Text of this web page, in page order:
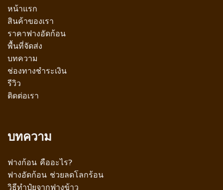
หน้าแรก
สินค้าของเรา
ราคาฟางอัดก้อน
พื้นที่จัดส่ง
บทความ
ช่องทางชำระเงิน
รีวิว
ติดต่อเรา
บทความ
ฟางก้อน คืออะไร?
ฟางอัดก้อน ช่วยลดโลกร้อน
วิธีทำปุ๋ยจากฟางข้าว